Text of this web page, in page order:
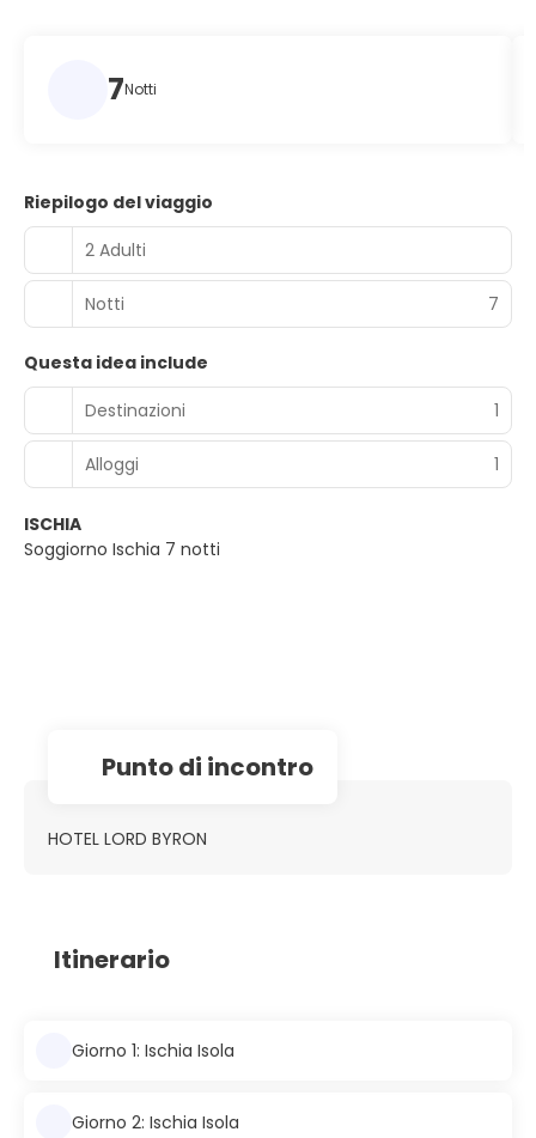
7Notti
Riepilogo del viaggio
2 Adulti
Notti 7
Questa idea include
Destinazioni
1
Alloggi 1
ISCHIA
Soggiorno Ischia 7 notti
Punto di incontro
HOTEL LORD BYRON
Itinerario
Giorno 1: Ischia Isola
Giorno 2: Ischia Isola